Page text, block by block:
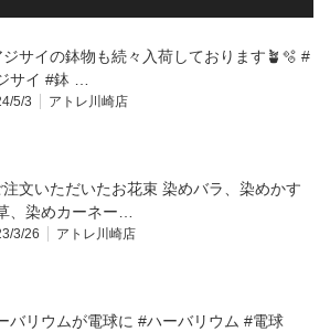
ジサイの鉢物も続々入荷しております🪴🫧 #
サイ #鉢 …
5/3 アトレ川崎店
注文いただいたお花束 染めバラ、染めかす
、染めカーネー…
3/26 アトレ川崎店
バリウムが電球に #ハーバリウム #電球